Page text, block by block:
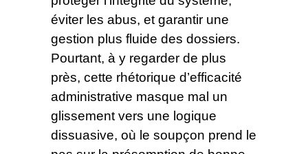
éviter les abus, et garantir une
gestion plus fluide des dossiers.
Pourtant, à y regarder de plus
près, cette rhétorique d’efficacité
administrative masque mal un
glissement vers une logique
dissuasive, où le soupçon prend le